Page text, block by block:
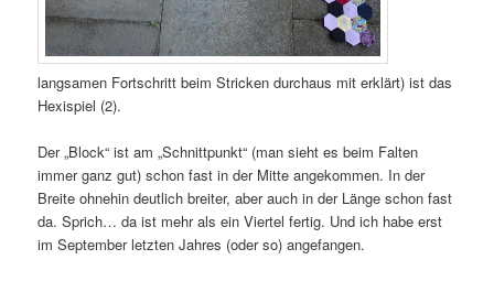
langsamen Fortschritt beim Stricken durchaus mit erklärt) ist das
Hexispiel (2).
Der „Block“ ist am „Schnittpunkt“ (man sieht es beim Falten
immer ganz gut) schon fast in der Mitte angekommen. In der
Breite ohnehin deutlich breiter, aber auch in der Länge schon fast
da. Sprich… da ist mehr als ein Viertel fertig. Und ich habe erst
im September letzten Jahres (oder so) angefangen.